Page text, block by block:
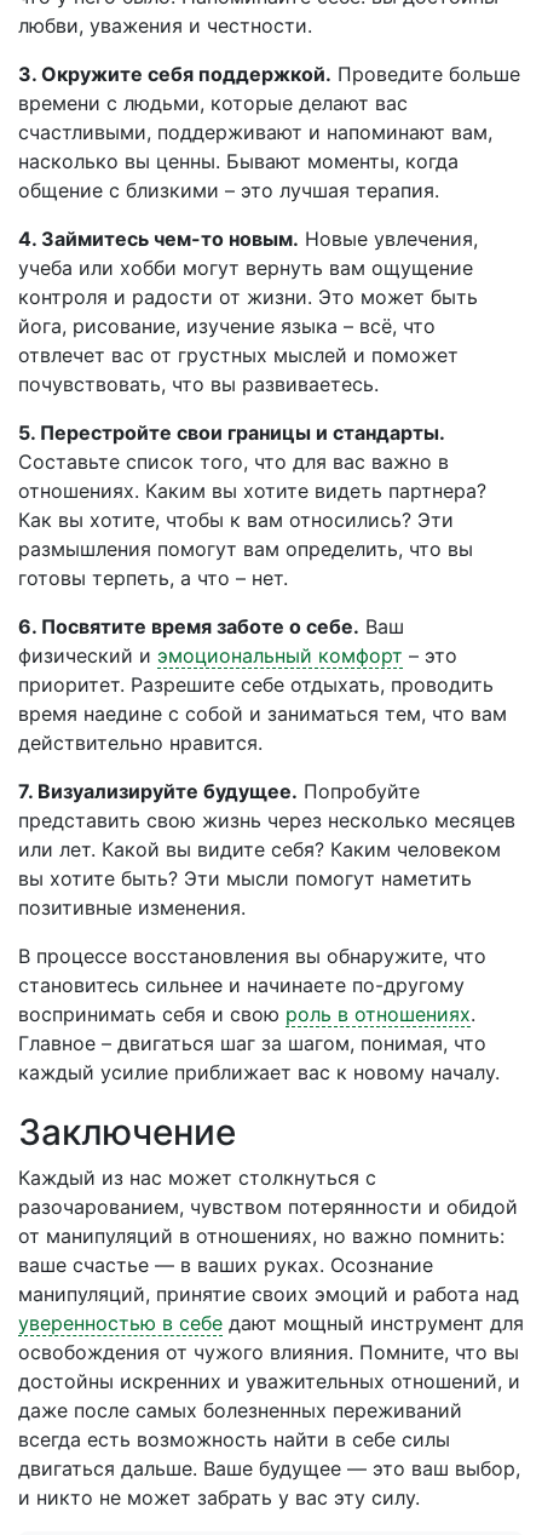
любви, уважения и честности.
3. Окружите себя поддержкой. Проведите больше
времени с людьми, которые делают вас
счастливыми, поддерживают и напоминают вам,
насколько вы ценны. Бывают моменты, когда
общение с близкими – это лучшая терапия.
4. Займитесь чем-то новым. Новые увлечения,
учеба или хобби могут вернуть вам ощущение
контроля и радости от жизни. Это может быть
йога, рисование, изучение языка – всё, что
отвлечет вас от грустных мыслей и поможет
почувствовать, что вы развиваетесь.
5. Перестройте свои границы и стандарты.
Составьте список того, что для вас важно в
отношениях. Каким вы хотите видеть партнера?
Как вы хотите, чтобы к вам относились? Эти
размышления помогут вам определить, что вы
готовы терпеть, а что – нет.
6. Посвятите время заботе о себе. Ваш
физический и эмоциональный комфорт – это
приоритет. Разрешите себе отдыхать, проводить
время наедине с собой и заниматься тем, что вам
действительно нравится.
7. Визуализируйте будущее. Попробуйте
представить свою жизнь через несколько месяцев
или лет. Какой вы видите себя? Каким человеком
вы хотите быть? Эти мысли помогут наметить
позитивные изменения.
В процессе восстановления вы обнаружите, что
становитесь сильнее и начинаете по-другому
воспринимать себя и свою роль в отношениях.
Главное – двигаться шаг за шагом, понимая, что
каждый усилие приближает вас к новому началу.
Заключение
Каждый из нас может столкнуться с
разочарованием, чувством потерянности и обидой
от манипуляций в отношениях, но важно помнить:
ваше счастье — в ваших руках. Осознание
манипуляций, принятие своих эмоций и работа над
уверенностью в себе дают мощный инструмент для
освобождения от чужого влияния. Помните, что вы
достойны искренних и уважительных отношений, и
даже после самых болезненных переживаний
всегда есть возможность найти в себе силы
двигаться дальше. Ваше будущее — это ваш выбор,
и никто не может забрать у вас эту силу.